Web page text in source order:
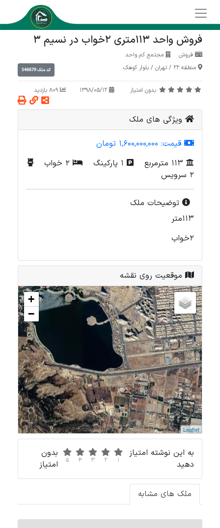
فروش واحد 113متری 2خواب در نسیم 3
فروش
مجتمع کم واحد
منطقه 22
/ تهران / بلوار کوهک کد ملکS46679
بدون امتیاز
ویژگی های ملک
قیمت: 1,600,000,000 تومان
113 مترمربع
1 پارکینگ
2 خواب
2 سرویس
توضیحات ملک
113متر
2خواب
موقعیت روی نقشه
+
−
Leaflet
به این نوشته امتیاز
دهید
1
2
3
4
5
بدون
امتیاز
ملک های مشابه